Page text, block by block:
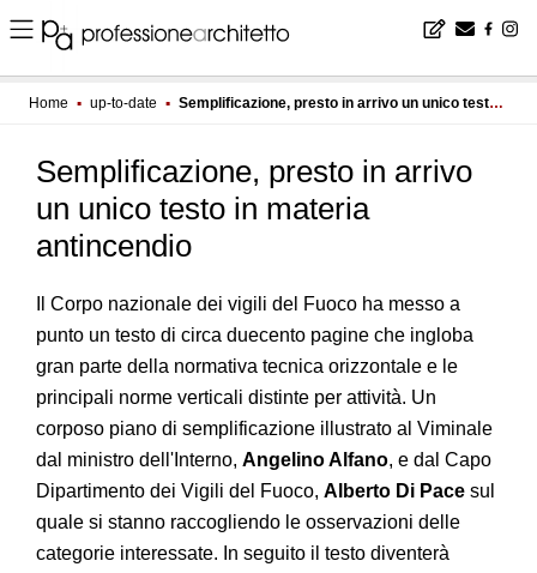
Home ▪ up-to-date ▪ Semplificazione, presto in arrivo un unico testo in materia antincendio
Semplificazione, presto in arrivo
un unico testo in materia
antincendio
Il Corpo nazionale dei vigili del Fuoco ha messo a
punto un testo di circa duecento pagine che ingloba
gran parte della normativa tecnica orizzontale e le
principali norme verticali distinte per attività. Un
corposo piano di semplificazione illustrato al Viminale
dal ministro dell'Interno, Angelino Alfano, e dal Capo
Dipartimento dei Vigili del Fuoco, Alberto Di Pace sul
quale si stanno raccogliendo le osservazioni delle
categorie interessate. In seguito il testo diventerà